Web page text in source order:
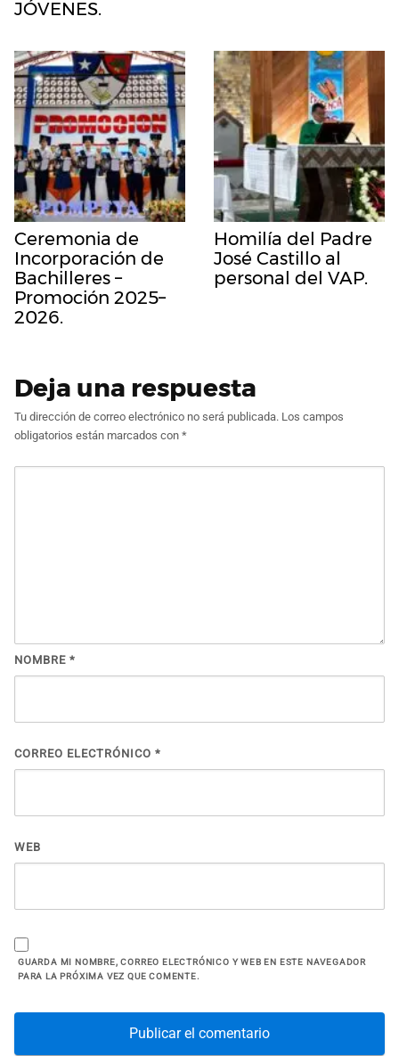
JÓVENES.
Ceremonia de
Incorporación de
Bachilleres –
Promoción 2025–
2026.
Homilía del Padre
José Castillo al
personal del VAP.
Deja una respuesta
Tu dirección de correo electrónico no será publicada. Los campos
obligatorios están marcados con *
NOMBRE *
CORREO ELECTRÓNICO *
WEB
GUARDA MI NOMBRE, CORREO ELECTRÓNICO Y WEB EN ESTE NAVEGADOR
PARA LA PRÓXIMA VEZ QUE COMENTE.